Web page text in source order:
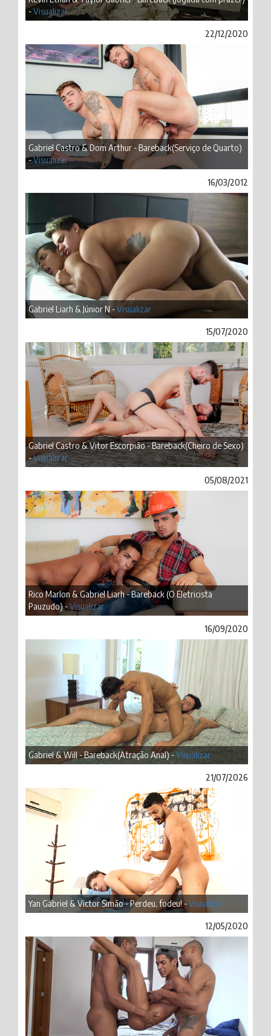
-Visualizar
22/12/2020
Gabriel Castro & Dom Arthur - Bareback(Serviço de Quarto)
-Visualizar
16/03/2012
Gabriel Liarh & Júnior N -Visualizar
15/07/2020
Gabriel Castro & Vitor Escorpião - Bareback(Cheiro de Sexo)
-Visualizar
05/08/2021
Rico Marlon & Gabriel Liarh - Bareback (O Eletricista
Pauzudo) -Visualizar
16/09/2020
Gabriel & Will - Bareback(Atração Anal) -Visualizar
21/07/2026
Yan Gabriel & Victor Simão - Perdeu, fodeu! -Visualizar
12/05/2020